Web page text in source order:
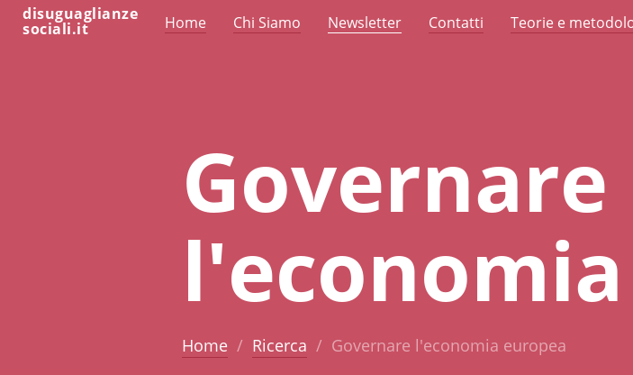
disuguaglianze
sociali.it Home Chi Siamo Newsletter Contatti Teorie e
Governare
Home Ricerca Governare l'economia europea